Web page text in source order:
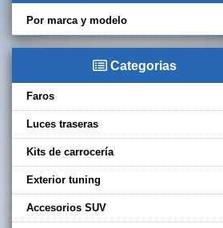
Por marca y modelo
Categorias
Faros
Luces traseras
Kits de carrocería
Exterior tuning
Accesorios SUV